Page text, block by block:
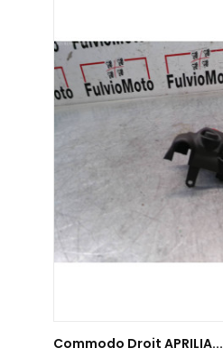
Commodo Droit APRILIA...